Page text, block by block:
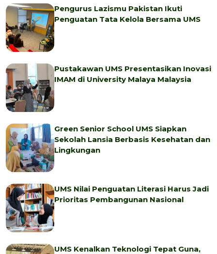
Pengurus Lazismu Pakistan Ikuti
Penguatan Tata Kelola Bersama UMS
Pustakawan UMS Presentasikan Inovasi
IMAM di University Malaya Malaysia
Green Senior School UMS Siapkan
Sekolah Lansia Berbasis Kesehatan dan
Lingkungan
UMS Nilai Penguatan Literasi Harus Jadi
Prioritas Pembangunan Nasional
UMS Kenalkan Teknologi Tepat Guna,